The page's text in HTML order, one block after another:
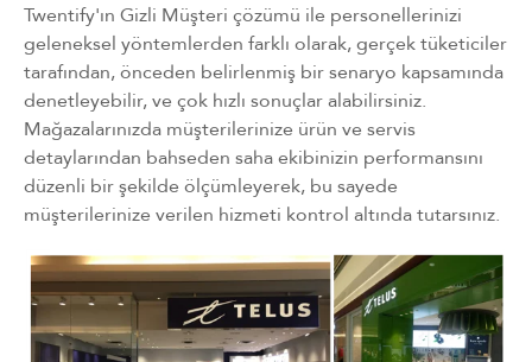
Twentify'ın Gizli Müşteri çözümü ile personellerinizi
geleneksel yöntemlerden farklı olarak, gerçek tüketiciler
tarafından, önceden belirlenmiş bir senaryo kapsamında
denetleyebilir, ve çok hızlı sonuçlar alabilirsiniz.
Mağazalarınızda müşterilerinize ürün ve servis
detaylarından bahseden saha ekibinizin performansını
düzenli bir şekilde ölçümleyerek, bu sayede
müşterilerinize verilen hizmeti kontrol altında tutarsınız.